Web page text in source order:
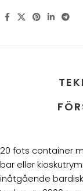
20 fots container
bar eller
inåtgående